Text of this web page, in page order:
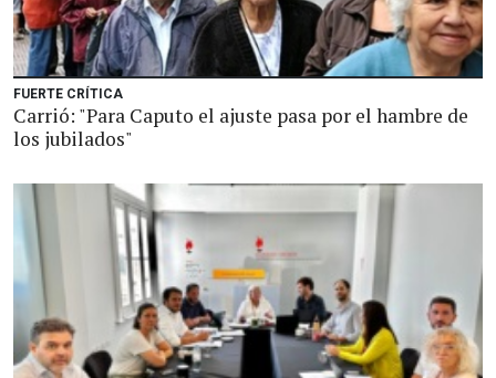
FUERTE CRÍTICA
Carrió: "Para Caputo el ajuste pasa por el hambre de
los jubilados"